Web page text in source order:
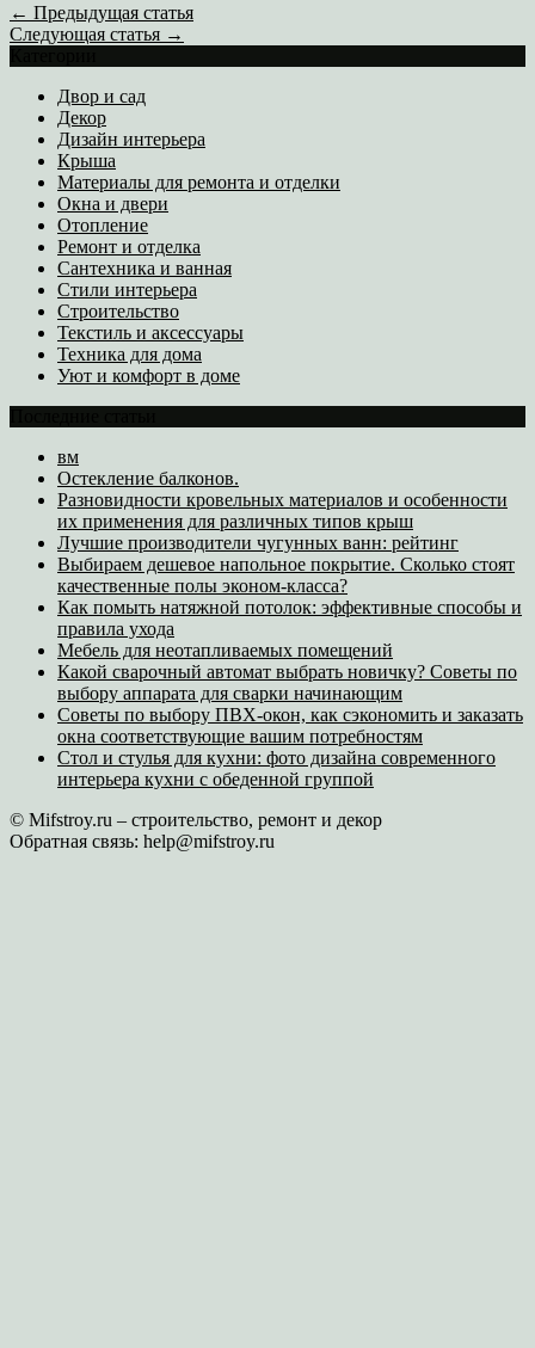
← Предыдущая статья
Следующая статья →
Двор и сад
Декор
Дизайн интерьера
Крыша
Материалы для ремонта и отделки
Окна и двери
Отопление
Ремонт и отделка
Сантехника и ванная
Стили интерьера
Строительство
Текстиль и аксессуары
Техника для дома
Уют и комфорт в доме
вм
Остекление балконов.
Разновидности кровельных материалов и особенности
их применения для различных типов крыш
Лучшие производители чугунных ванн: рейтинг
Выбираем дешевое напольное покрытие. Сколько стоят
качественные полы эконом-класса?
Как помыть натяжной потолок: эффективные способы и
правила ухода
Мебель для неотапливаемых помещений
Какой сварочный автомат выбрать новичку? Советы по
выбору аппарата для сварки начинающим
Советы по выбору ПВХ-окон, как сэкономить и заказать
окна соответствующие вашим потребностям
Стол и стулья для кухни: фото дизайна современного
интерьера кухни с обеденной группой
© Mifstroy.ru – строительство, ремонт и декор
Обратная связь: help@mifstroy.ru